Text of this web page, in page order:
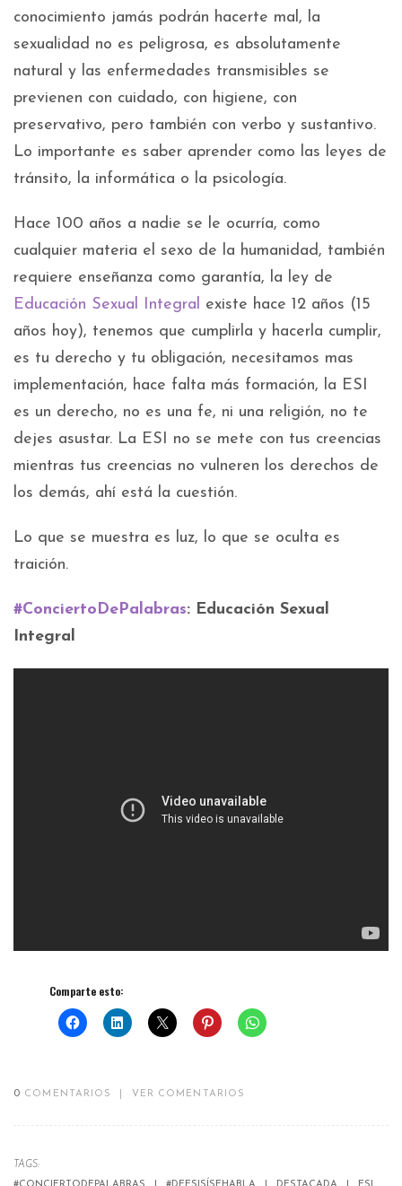
conocimiento jamás podrán hacerte mal, la
sexualidad no es peligrosa, es absolutamente
natural y las enfermedades transmisibles se
previenen con cuidado, con higiene, con
preservativo, pero también con verbo y sustantivo.
Lo importante es saber aprender como las leyes de
tránsito, la informática o la psicología.
Hace 100 años a nadie se le ocurría, como
cualquier materia el sexo de la humanidad, también
requiere enseñanza como garantía, la ley de
Educación Sexual Integral
existe hace 12 años (15
años hoy), tenemos que cumplirla y hacerla cumplir,
es tu derecho y tu obligación, necesitamos mas
implementación, hace falta más formación, la ESI
es un derecho, no es una fe, ni una religión, no te
dejes asustar. La ESI no se mete con tus creencias
mientras tus creencias no vulneren los derechos de
los demás, ahí está la cuestión.
Lo que se muestra es luz, lo que se oculta es
traición.
#ConciertoDePalabras: Educación Sexual
Integral
Comparte esto:
0 COMENTARIOS VER COMENTARIOS
TAGS: